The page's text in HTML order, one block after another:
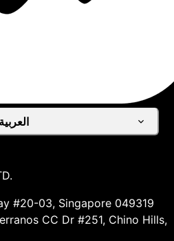
العربية
#20-03, Singapore 049319
CC Dr #251, Chino Hills,